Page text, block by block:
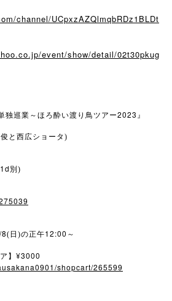
channel/UCpxzAZQlmqbRDz1BLDt
event/show/detail/02t30pkug
独巡業～ほろ酔い渡り鳥ツアー2023 』
と西広ショータ)
1d 別)
(日)の正午12:00 ～
】 ¥3000
shopcart/265599